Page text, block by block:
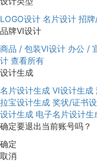
LOGO设计 名片设计 招
品牌VI设计
商品 / 包装VI设计 办公 /
计 查看所有
设计生成
名片设计生成 VI设计生成
拉宝设计生成 奖状/证书
设计生成 电子名片设计生
确定要退出当前账号吗？
确定
取消